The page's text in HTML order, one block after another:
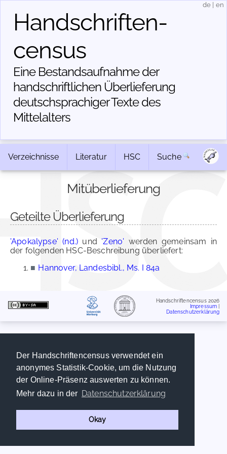
Der Handschriftencensus verwendet ein
anonymes Statistik-Cookie, um die Nutzung
der Online-Präsenz auswerten zu können.
Mehr dazu in der Datenschutzerklärung
Okay
Handschriften­
census
Eine Bestandsaufnahme der
handschriftlichen Über­lieferung
deutschsprachiger Texte des
Mittelalters
de en
Verzeichnisse Literatur HSC Suche
Mitüberlieferung
Geteilte Überlieferung
'Apokalypse' (nd.) und 'Zeno' werden gemeinsam in
der folgenden HSC-Beschreibung überliefert:
■ Hannover, Landesbibl., Ms. I 84a
Handschriftencensus 2026
Impressum
Datenschutzerklärung